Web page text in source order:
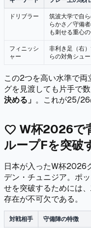
ドリブラー
筑波大学で自
らかさ／守備
も刺せる重心
フィニッシ
ャー
非利き足（右
らの対角シュ
この2つを高い水準で両
グを見渡しても片手で
決める」 。これが25/26
favorite W杯2026で
ループFを突破
日本が入ったW杯2026
デン・チュニジア。ポ
せを突破するためには、
存在が不可欠である。
対戦相手 守備陣の特徴